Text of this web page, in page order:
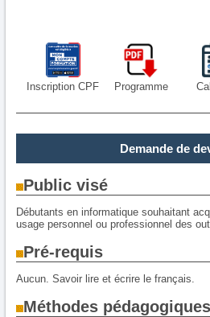
Inscription CPF Programme
Demande de
Public visé
Débutants en informatique souhaitant
usage personnel ou professionnel des
Pré-requis
Aucun. Savoir lire et écrire le français.
Méthodes pédagogiques